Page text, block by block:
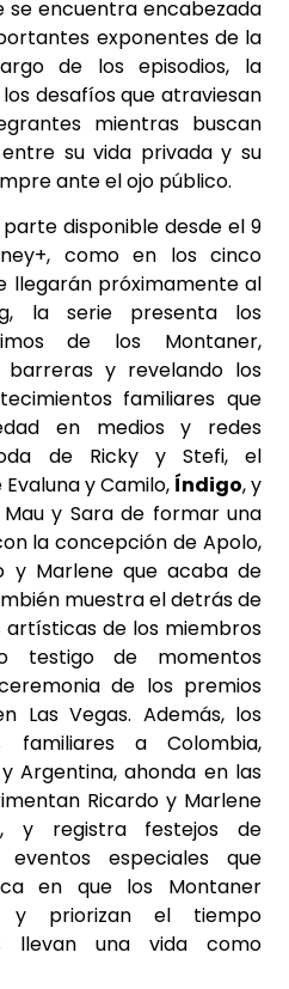
se encuentra encabezada
exponentes de la
de los episodios, la
desafíos que atraviesan
mientras buscan
su vida privada y su
ante el ojo público.
disponible desde el 9
como en los cinco
llegarán próximamente al
la serie presenta los
de los Montaner,
barreras y revelando los
familiares que
en medios y redes
de Ricky y Stefi, el
y Camilo, Índigo, y
y Sara de formar una
la concepción de Apolo,
y Marlene que acaba de
muestra el detrás de
de los miembros
testigo de momentos
de los premios
Las Vegas. Además, los
familiares a Colombia,
Argentina, ahonda en las
Ricardo y Marlene
y registra festejos de
especiales que
en que los Montaner
y priorizan el tiempo
llevan una vida como